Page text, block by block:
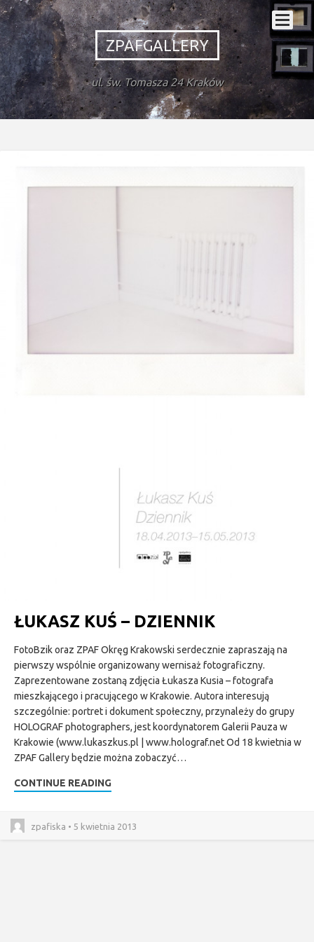
ZPAFGALLERY
ul. św. Tomasza 24 Kraków
ŁUKASZ KUŚ – DZIENNIK
FotoBzik oraz ZPAF Okręg Krakowski serdecznie zapraszają na
pierwszy wspólnie organizowany wernisaż fotograficzny.
Zaprezentowane zostaną zdjęcia Łukasza Kusia – fotografa
mieszkającego i pracującego w Krakowie. Autora interesują
szczególnie: portret i dokument społeczny, przynależy do grupy
HOLOGRAF photographers, jest koordynatorem Galerii Pauza w
Krakowie (www.lukaszkus.pl | www.holograf.net Od 18 kwietnia w
ZPAF Gallery będzie można zobaczyć…
CONTINUE READING
zpafiska • 5 kwietnia 2013